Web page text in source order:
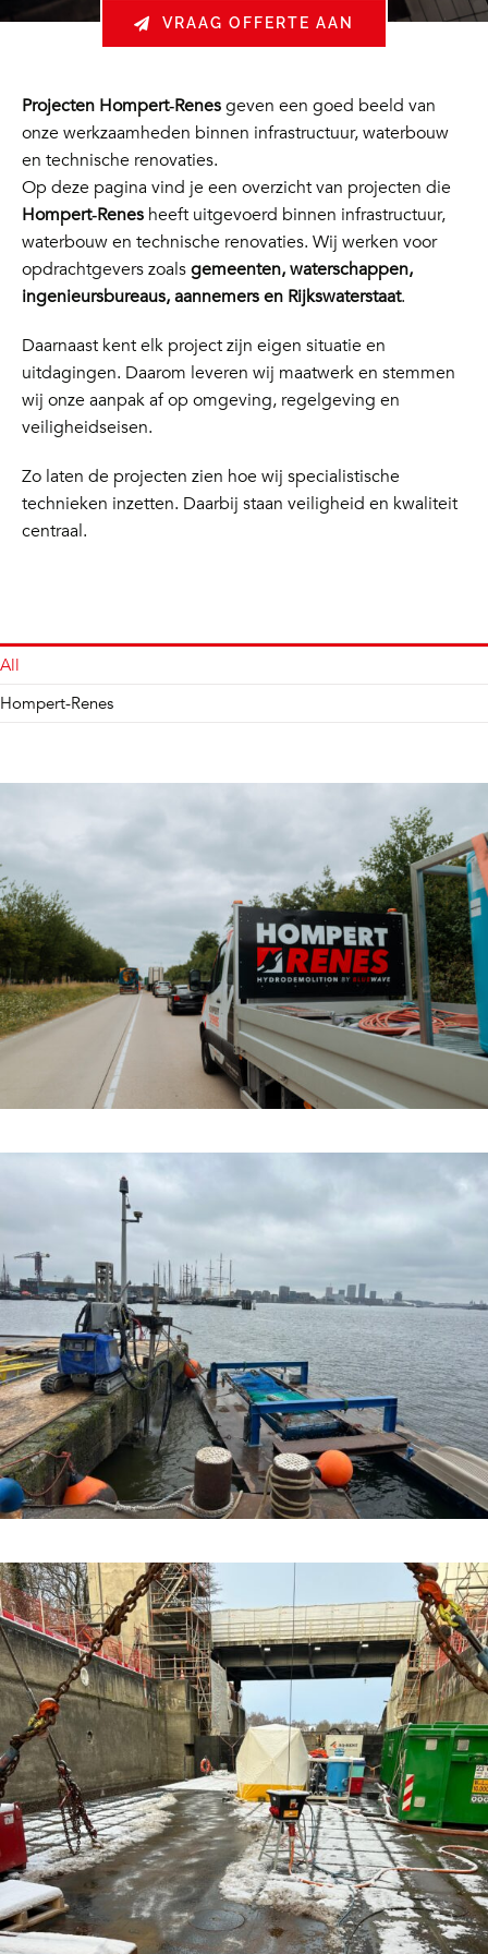
VRAAG OFFERTE AAN
Projecten Hompert‑Renesgeven een goed beeld van
onze werkzaamheden binnen infrastructuur, waterbouw
en technische renovaties.
Op deze pagina vind je een overzicht van projecten die
Hompert‑Renesheeft uitgevoerd binnen infrastructuur,
waterbouw en technische renovaties. Wij werken voor
opdrachtgevers zoalsgemeenten, waterschappen,
ingenieursbureaus, aannemers en Rijkswaterstaat.
Daarnaast kent elk project zijn eigen situatie en
uitdagingen. Daarom leveren wij maatwerk en stemmen
wij onze aanpak af op omgeving, regelgeving en
veiligheidseisen.
Zo laten de projecten zien hoe wij specialistische
technieken inzetten. Daarbij staan veiligheid en kwaliteit
centraal.
All
Hompert-Renes